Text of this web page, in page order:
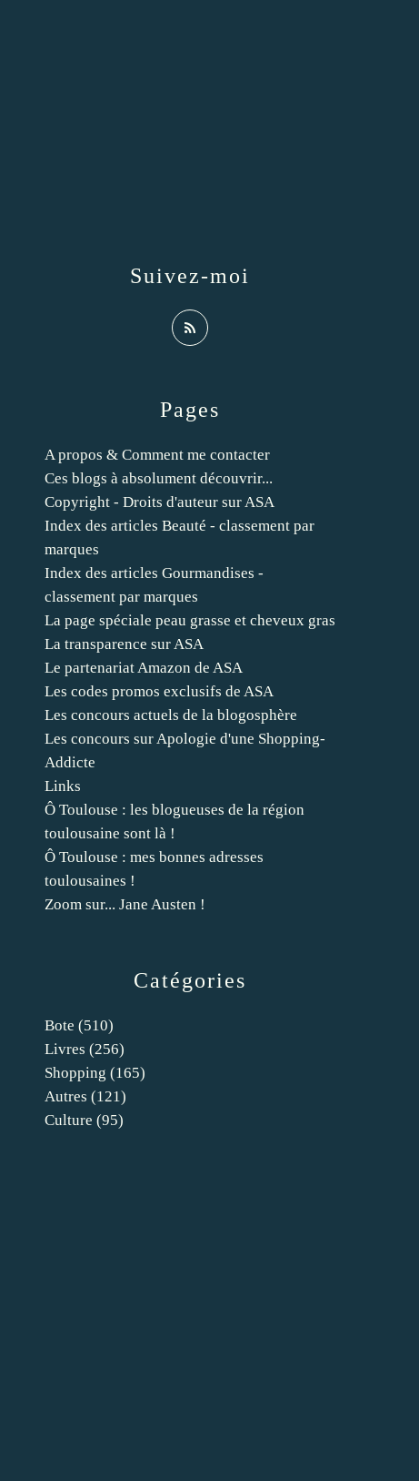
Catégories
Bote (510)
Livres (256)
Shopping (165)
Autres (121)
Culture (95)
Pages
A propos & Comment me contacter
Ces blogs à absolument découvrir...
Copyright - Droits d'auteur sur ASA
Index des articles Beauté - classement par
marques
Index des articles Gourmandises -
classement par marques
La page spéciale peau grasse et cheveux gras
La transparence sur ASA
Le partenariat Amazon de ASA
Les codes promos exclusifs de ASA
Les concours actuels de la blogosphère
Les concours sur Apologie d'une Shopping-
Addicte
Links
Ô Toulouse : les blogueuses de la région
toulousaine sont là !
Ô Toulouse : mes bonnes adresses
toulousaines !
Zoom sur... Jane Austen !
Suivez-moi